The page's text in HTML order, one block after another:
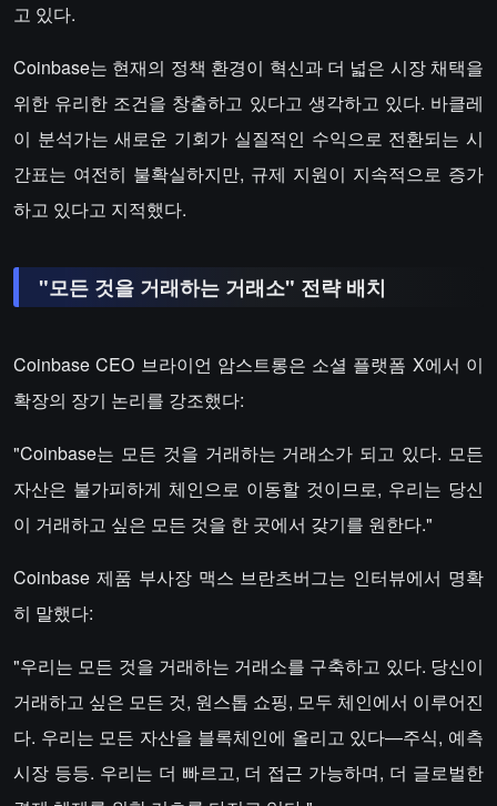
고 있다.
Coinbase는 현재의 정책 환경이 혁신과 더 넓은 시장 채택을
위한 유리한 조건을 창출하고 있다고 생각하고 있다. 바클레
이 분석가는 새로운 기회가 실질적인 수익으로 전환되는 시
간표는 여전히 불확실하지만, 규제 지원이 지속적으로 증가
하고 있다고 지적했다.
"모든 것을 거래하는 거래소" 전략 배치
Coinbase CEO 브라이언 암스트롱은 소셜 플랫폼 X에서 이
확장의 장기 논리를 강조했다:
"Coinbase는 모든 것을 거래하는 거래소가 되고 있다. 모든
자산은 불가피하게 체인으로 이동할 것이므로, 우리는 당신
이 거래하고 싶은 모든 것을 한 곳에서 갖기를 원한다."
Coinbase 제품 부사장 맥스 브란츠버그는 인터뷰에서 명확
히 말했다:
"우리는 모든 것을 거래하는 거래소를 구축하고 있다. 당신이
거래하고 싶은 모든 것, 원스톱 쇼핑, 모두 체인에서 이루어진
다. 우리는 모든 자산을 블록체인에 올리고 있다—주식, 예측
시장 등등. 우리는 더 빠르고, 더 접근 가능하며, 더 글로벌한